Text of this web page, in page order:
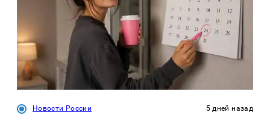
Новости России 5 дней назад